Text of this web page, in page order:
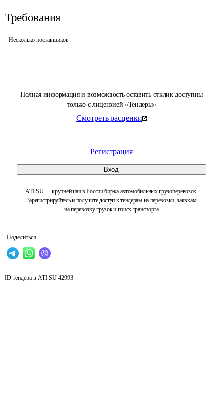
Полная информация и возможность оставить отклик доступны
только с лицензией «Тендеры»
Смотреть расценки
Регистрация
Вход
ATI.SU — крупнейшая в России биржа автомобильных грузоперевозок.
Зарегистрируйтесь и получите доступ к тендерам на перевозки, заявкам
на перевозку грузов и поиск транспорта
Поделиться
Требования
Несколько поставщиков
ID тендера в ATI.SU 42993